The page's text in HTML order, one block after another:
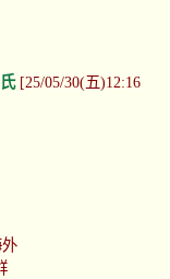
[25/05/30(五)12:16